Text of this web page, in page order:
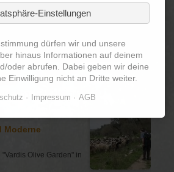
Galerie Videos
im Frühjahr
Moderne
Olive Garden" in
Einstellungen
dürfen wir und unsere
hinaus Informationen auf deinem
oder abrufen. Dabei geben wir deine
Einwilligung nicht an Dritte weiter.
Impressum AGB